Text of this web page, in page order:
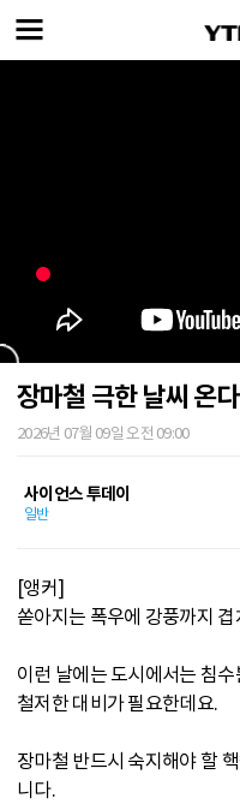
장마철 극한 날씨 온
2026년 07월 09일 오전 09:00
사이언스 투데이
일반
[앵커]
쏟아지는 폭우에 강풍까지
이런 날에는 도시에서는 침
철저한 대비가 필요한데요.
장마철 반드시 숙지해야 할
니다.